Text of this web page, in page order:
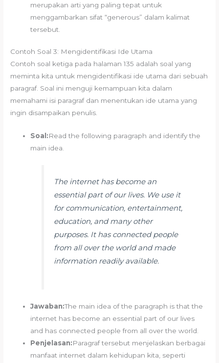
merupakan arti yang paling tepat untuk
menggambarkan sifat “generous” dalam kalimat
tersebut.
Contoh Soal 3: Mengidentifikasi Ide Utama
Contoh soal ketiga pada halaman 135 adalah soal yang
meminta kita untuk mengidentifikasi ide utama dari sebuah
paragraf. Soal ini menguji kemampuan kita dalam
memahami isi paragraf dan menentukan ide utama yang
ingin disampaikan penulis.
Soal:Read the following paragraph and identify the
main idea.
The internet has become an
essential part of our lives. We use it
for communication, entertainment,
education, and many other
purposes. It has connected people
from all over the world and made
information readily available.
Jawaban:The main idea of the paragraph is that the
internet has become an essential part of our lives
and has connected people from all over the world.
Penjelasan:Paragraf tersebut menjelaskan berbagai
manfaat internet dalam kehidupan kita, seperti